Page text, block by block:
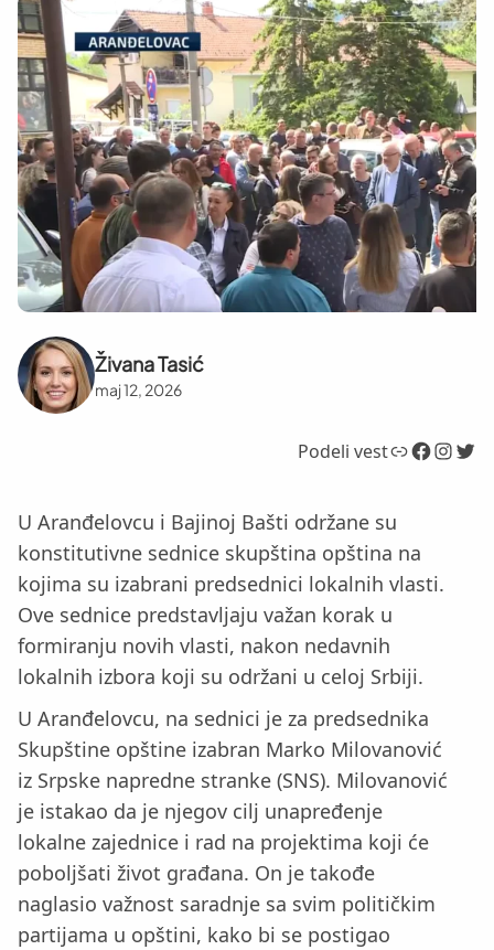
Živana Tasić
maj 12, 2026
Podeli vestLink Facebook InstagramTwitter
U Aranđelovcu i Bajinoj Bašti održane su
konstitutivne sednice skupština opština na
kojima su izabrani predsednici lokalnih vlasti.
Ove sednice predstavljaju važan korak u
formiranju novih vlasti, nakon nedavnih
lokalnih izbora koji su održani u celoj Srbiji.
U Aranđelovcu, na sednici je za predsednika
Skupštine opštine izabran Marko Milovanović
iz Srpske napredne stranke (SNS). Milovanović
je istakao da je njegov cilj unapređenje
lokalne zajednice i rad na projektima koji će
poboljšati život građana. On je takođe
naglasio važnost saradnje sa svim političkim
partijama u opštini, kako bi se postigao